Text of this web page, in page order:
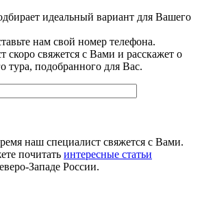
идеальный вариант для Вашего
нам свой номер телефона.
скоро свяжется с Вами и расскажет о
тура, подобранного для Вас.
наш специалист свяжется с Вами.
почитать интересные статьи
Западе России.